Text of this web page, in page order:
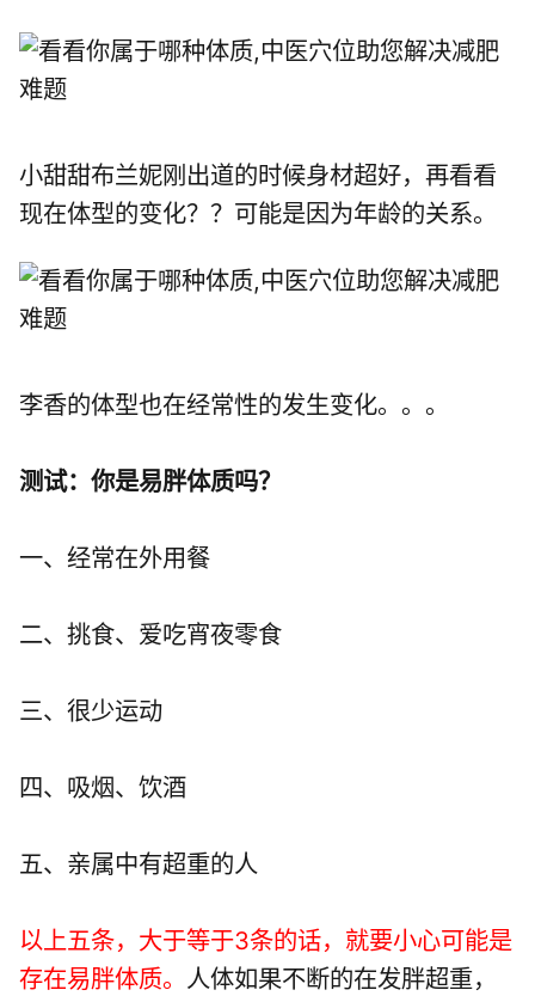
小甜甜布兰妮刚出道的时候身材超好，再看看
现在体型的变化？？可能是因为年龄的关系。
李香的体型也在经常性的发生变化。。。
测试：你是易胖体质吗？
一、经常在外用餐
二、挑食、爱吃宵夜零食
三、很少运动
四、吸烟、饮酒
五、亲属中有超重的人
以上五条，大于等于3条的话，就要小心可能是
存在易胖体质。 人体如果不断的在发胖超重，